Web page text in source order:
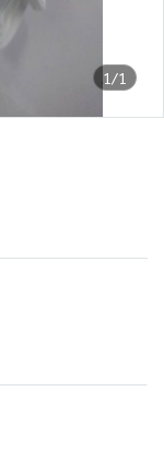
1/1